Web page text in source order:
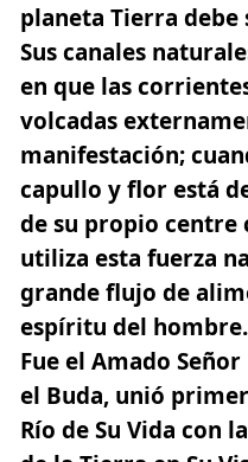
planeta Tierra debe
Sus canales
en que las
volcadas
manifestación;
capullo y flor está
de su propio centre
utiliza esta fuerza
grande flujo de
espíritu del hombre.
Fue el Amado
el Buda, unió
Río de Su Vida con